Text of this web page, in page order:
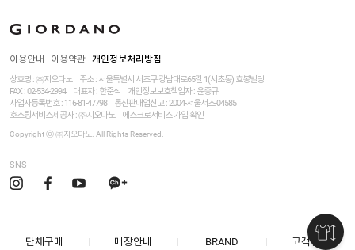
이용안내 이용약관 개인정보처리방침
상호명 : ㈜지오다노
주소 : 서울특별시 서초구 강남대로65길 1(서초동) 효봉빌딩
FAX : 02-534-2994
대표자 : 한준석 개인정보보호책임자 : 윤종규
사업자등록번호 : 116-81-47798
통신판매업신고 : 2004-서울서초-04585
호스팅서비스제공자 : ㈜지오다노
에스크로서비스 가입 확인
Copyright ⓒ ㈜지오다노. All Rights Reserved.
SNS
단체구매 매장안내 BRAND 고객센터